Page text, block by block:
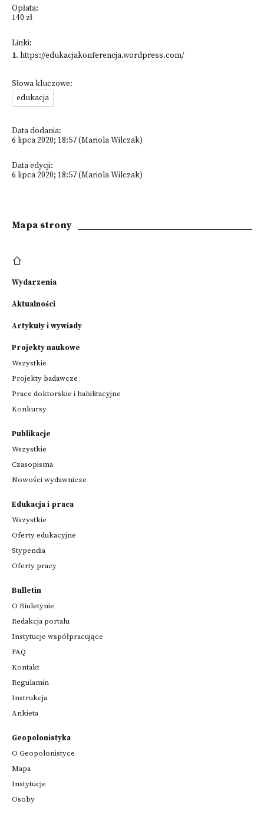
Opłata:
140 zł
Linki:
1. https://edukacjakonferencja.wordpress.com/
Słowa kluczowe:
edukacja
Data dodania:
6 lipca 2020; 18:57 (Mariola Wilczak)
Data edycji:
6 lipca 2020; 18:57 (Mariola Wilczak)
Mapa strony
Wydarzenia
Aktualności
Artykuły i wywiady
Projekty naukowe
Wszystkie
Projekty badawcze
Prace doktorskie i habilitacyjne
Konkursy
Publikacje
Wszystkie
Czasopisma
Nowości wydawnicze
Edukacja i praca
Wszystkie
Oferty edukacyjne
Stypendia
Oferty pracy
Bulletin
O Biuletynie
Redakcja portalu
Instytucje współpracujące
FAQ
Kontakt
Regulamin
Instrukcja
Ankieta
Geopolonistyka
O Geopolonistyce
Mapa
Instytucje
Osoby